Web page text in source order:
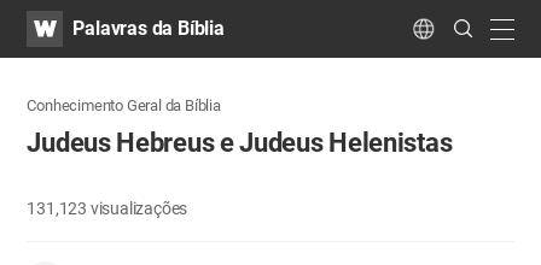
WATVPalavras da Bíblia Language
Search
Submit
Conhecimento Geral da Bíblia
Judeus Hebreus e Judeus Helenistas
131,123 visualizações